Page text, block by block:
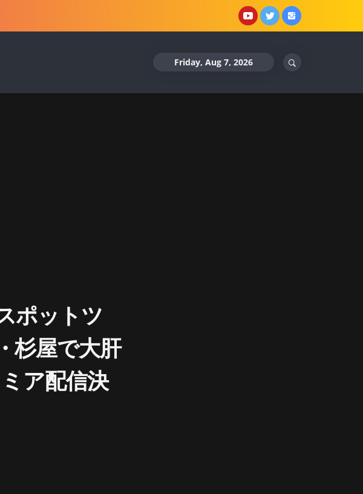
YouTube
X Instagram
Friday, Aug 7, 2026
ポットツ
杉屋で大肝
ア配信決